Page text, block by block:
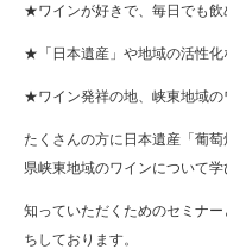
★ワインが好きで、毎日でも飲
★「日本遺産」や地域の活性化
★ワイン発祥の地、峡東地域
たくさんの方に日本遺産「葡
県峡東地域のワインについて学
知っていただくためのセミナ
ちしております。